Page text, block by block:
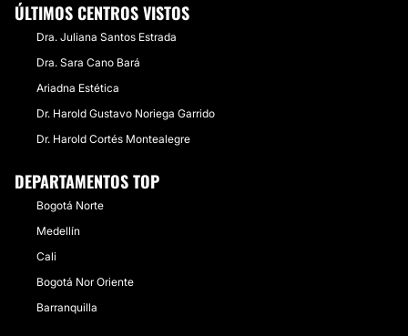
ÚLTIMOS CENTROS VISTOS
Dra. Juliana Santos Estrada
Dra. Sara Cano Bará
Ariadna Estética
Dr. Harold Gustavo Noriega Garrido
Dr. Harold Cortés Montealegre
DEPARTAMENTOS TOP
Bogotá Norte
Medellín
Cali
Bogotá Nor Oriente
Barranquilla